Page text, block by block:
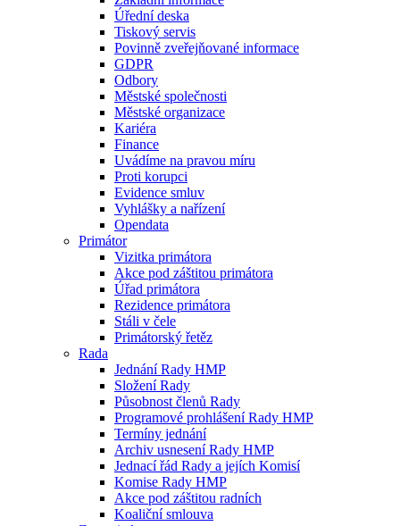
Úřední deska
Tiskový servis
Povinně zveřejňované informace
GDPR
Odbory
Městské společnosti
Městské organizace
Kariéra
Finance
Uvádíme na pravou míru
Proti korupci
Evidence smluv
Vyhlášky a nařízení
Opendata
Primátor
Vizitka primátora
Akce pod záštitou primátora
Úřad primátora
Rezidence primátora
Stáli v čele
Primátorský řetěz
Rada
Jednání Rady HMP
Složení Rady
Působnost členů Rady
Programové prohlášení Rady HMP
Termíny jednání
Archiv usnesení Rady HMP
Jednací řád Rady a jejích Komisí
Komise Rady HMP
Akce pod záštitou radních
Koaliční smlouva